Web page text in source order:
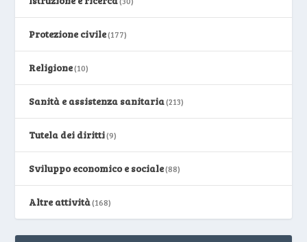
Protezione civile(177)
Religione(10)
Sanità e assistenza sanitaria(213)
Tutela dei diritti(9)
Sviluppo economico e sociale(88)
Altre attività(168)